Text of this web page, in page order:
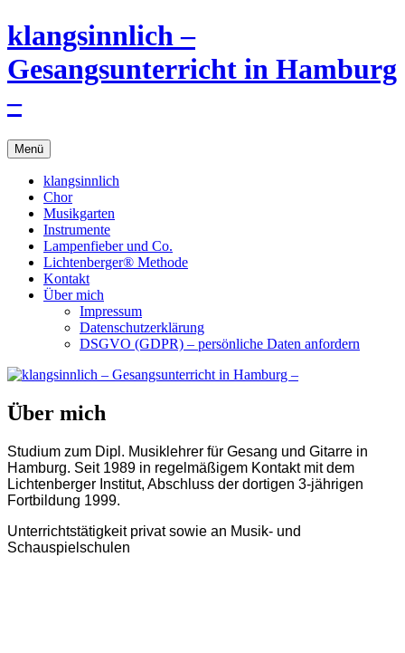
Zum
Inhalt
springen
klangsinnlich –
Gesangsunterricht in Hamburg
–
Menü
klangsinnlich
Chor
Musikgarten
Instrumente
Lampenfieber und Co.
Lichtenberger® Methode
Kontakt
Über mich
Impressum
Datenschutzerklärung
DSGVO (GDPR) – persönliche Daten anfordern
Über mich
Studium zum Dipl. Musiklehrer für Gesang und Gitarre in
Hamburg. Seit 1989 in regelmäßigem Kontakt mit dem
Lichtenberger Institut, Abschluss der dortigen 3-jährigen
Fortbildung 1999.
Unterrichtstätigkeit privat sowie an Musik- und
Schauspielschulen